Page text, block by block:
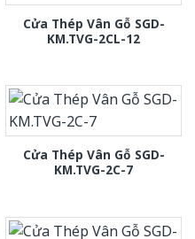
Cửa Thép Vân Gỗ SGD-
KM.TVG-2CL-12
Cửa Thép Vân Gỗ SGD-
KM.TVG-2C-7